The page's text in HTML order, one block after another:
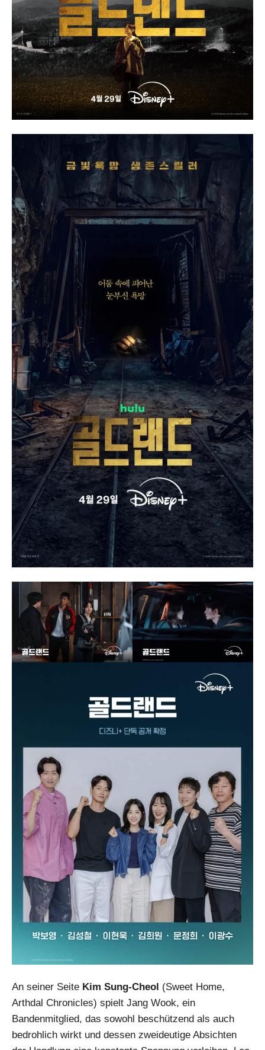
An seiner Seite Kim Sung-Cheol (Sweet Home,
Arthdal Chronicles) spielt Jang Wook, ein
Bandenmitglied, das sowohl beschützend als auch
bedrohlich wirkt und dessen zweideutige Absichten